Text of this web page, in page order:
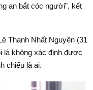
an bắt cóc người”, kết
Thanh Nhất Nguyên (31
là không xác định được
chiếu là ai.